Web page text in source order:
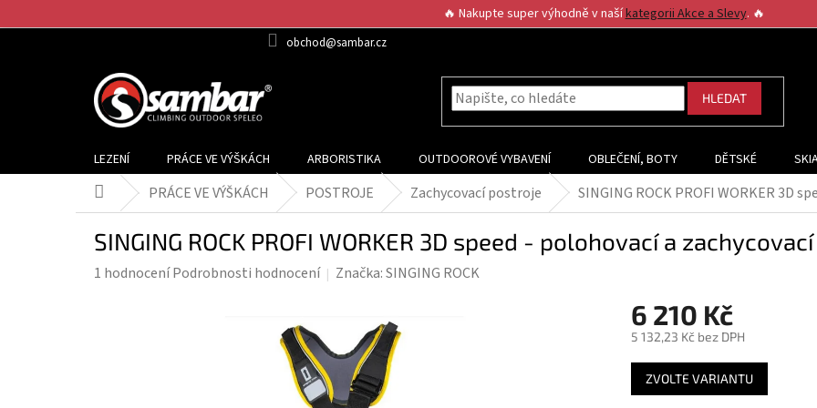
na
🔥 Nakupte super výhodně v našíkategorii Akce a Slevy. 🔥
obchod@sambar.cz
HLEDAT
LEZENÍ PRÁCE VE VÝŠKÁCH ARBORISTIKA OUTDOOROVÉ VYBAVENÍ OBLEČENÍ, BOTY DĚTSKÉ
Domů PRÁCE VE VÝŠKÁCH POSTROJE Zachycovací postroje SINGING ROCK PROFI WORKER 3D
SINGING ROCK PROFI WORKER 3D speed - polohovací a
Průměrné
1 hodnoceníPodrobnosti hodnocení Značka:SINGING ROCK
6 210 Kč
5 132,23 Kč bez DPH
Měrná
cena:
ZVOLTE VARIANTU